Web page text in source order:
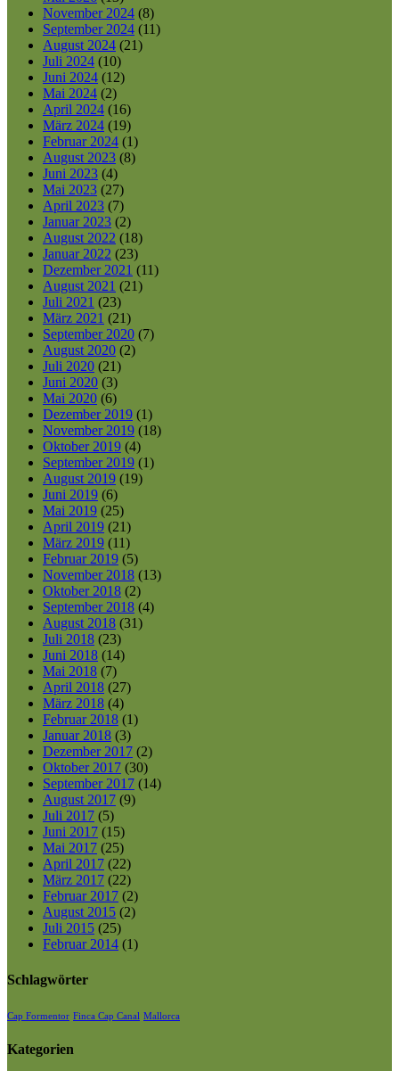
November 2024 (8)
September 2024 (11)
August 2024 (21)
Juli 2024 (10)
Juni 2024 (12)
Mai 2024 (2)
April 2024 (16)
März 2024 (19)
Februar 2024 (1)
August 2023 (8)
Juni 2023 (4)
Mai 2023 (27)
April 2023 (7)
Januar 2023 (2)
August 2022 (18)
Januar 2022 (23)
Dezember 2021 (11)
August 2021 (21)
Juli 2021 (23)
März 2021 (21)
September 2020 (7)
August 2020 (2)
Juli 2020 (21)
Juni 2020 (3)
Mai 2020 (6)
Dezember 2019 (1)
November 2019 (18)
Oktober 2019 (4)
September 2019 (1)
August 2019 (19)
Juni 2019 (6)
Mai 2019 (25)
April 2019 (21)
März 2019 (11)
Februar 2019 (5)
November 2018 (13)
Oktober 2018 (2)
September 2018 (4)
August 2018 (31)
Juli 2018 (23)
Juni 2018 (14)
Mai 2018 (7)
April 2018 (27)
März 2018 (4)
Februar 2018 (1)
Januar 2018 (3)
Dezember 2017 (2)
Oktober 2017 (30)
September 2017 (14)
August 2017 (9)
Juli 2017 (5)
Juni 2017 (15)
Mai 2017 (25)
April 2017 (22)
März 2017 (22)
Februar 2017 (2)
August 2015 (2)
Juli 2015 (25)
Februar 2014 (1)
Schlagwörter
Cap Formentor Finca Cap Canal Mallorca
Kategorien